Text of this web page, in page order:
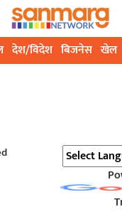
देश/विदेश बिजनेस खेल